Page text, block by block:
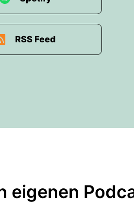
RSS Feed
eigenen